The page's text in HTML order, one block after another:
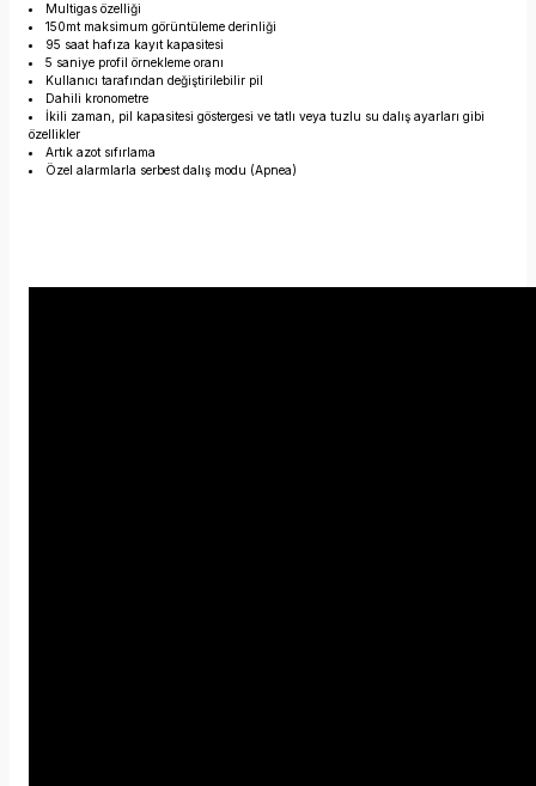
Multigas özelliği
150mt maksimum görüntüleme derinliği
95 saat hafıza kayıt kapasitesi
5 saniye profil örnekleme oranı
Kullanıcı tarafından değiştirilebilir pil
Dahili kronometre
İkili zaman, pil kapasitesi göstergesi ve tatlı veya tuzlu su dalış ayarları gibi
özellikler
Artık azot sıfırlama
Özel alarmlarla serbest dalış modu (Apnea)